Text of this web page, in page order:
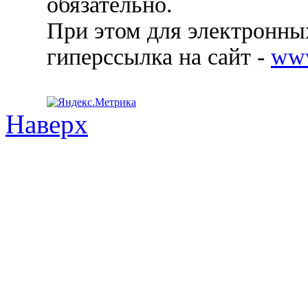
При этом для
гиперссылка на сайт -
Наверх